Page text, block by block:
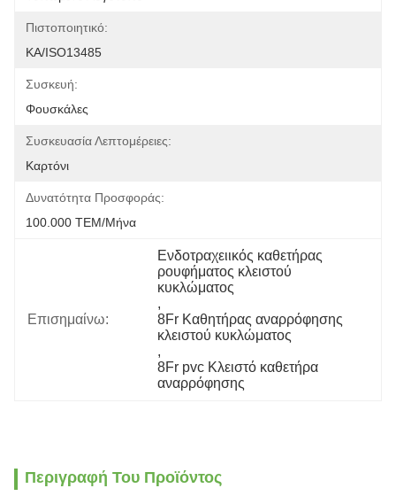
Πιστοποιητικό:
ΚΑ/ISO13485
Συσκευή:
Φουσκάλες
Συσκευασία Λεπτομέρειες:
Καρτόνι
Δυνατότητα Προσφοράς:
100.000 ΤΕΜ/Μήνα
Επισημαίνω:
Ενδοτραχειικός καθετήρας
ρουφήματος κλειστού
κυκλώματος
,
8Fr Καθητήρας αναρρόφησης
κλειστού κυκλώματος
,
8Fr pvc Κλειστό καθετήρα
αναρρόφησης
Περιγραφή Του Προϊόντος